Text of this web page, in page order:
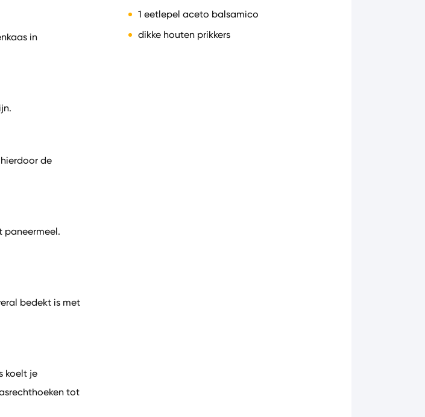
1 eetlepel aceto balsamico
dikke houten prikkers
in
de
paneermeel.
bedekt is met
koelt je
tot